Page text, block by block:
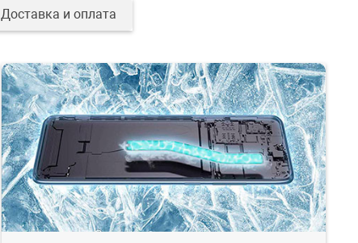
Доставка и оплата